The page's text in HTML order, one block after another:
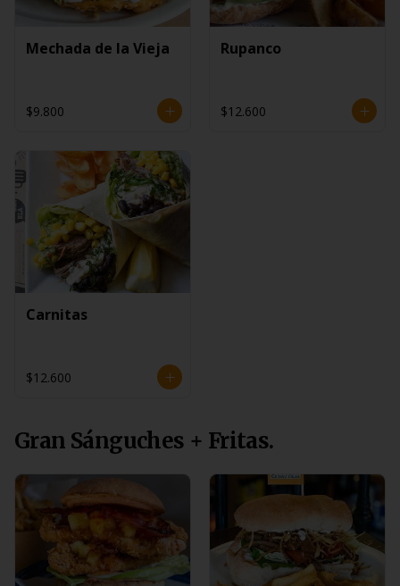
Mechada de la Vieja
$9.800
Rupanco
$12.600
Carnitas
$12.600
Gran Sánguches + Fritas.